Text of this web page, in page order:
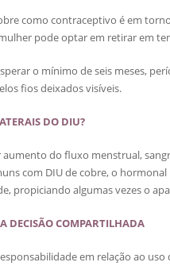
como contraceptivo é em
pode optar em retirar em
o mínimo de seis meses,
fios deixados visíveis.
DO DIU?
aumento do fluxo menstrual,
com DIU de cobre, o
propiciando algumas vezes o
DECISÃO COMPARTILHADA
em relação ao